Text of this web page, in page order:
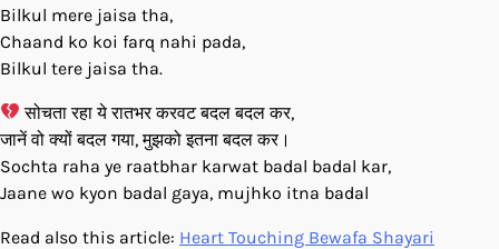
Bilkul mere jaisa tha,
Chaand ko koi farq nahi pada,
Bilkul tere jaisa tha.
सोचता रहा ये रातभर करवट बदल बदल कर,
जानें वो क्यों बदल गया, मुझको इतना बदल कर।
Sochta raha ye raatbhar karwat badal badal kar,
Jaane wo kyon badal gaya, mujhko itna badal
Read also this article: Heart Touching Bewafa Shayari